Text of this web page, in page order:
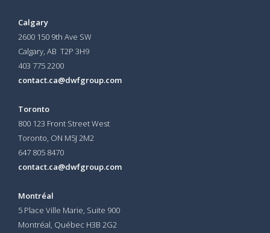
Calgary
2600 150 9th Ave SW
Calgary, AB T2P 3H9
403 775 2200
contact.ca@dwfgroup.com
Toronto
800 123 Front Street West
Toronto, ON M5J 2M2
647 805 8470
contact.ca@dwfgroup.com
Montréal
5 Place Ville Marie, Suite 900
Montréal, Québec H3B 2G2